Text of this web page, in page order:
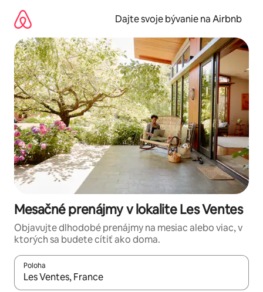
obsah.
Dajte svoje bývanie na Airbnb
Mesačné prenájmy v lokalite Les Ventes
Objavujte dlhodobé prenájmy na mesiac alebo viac, v
ktorých sa budete cítiť ako doma.
Poloha
Keď budú výsledky k dispozícii, môžete si ich prechádzať